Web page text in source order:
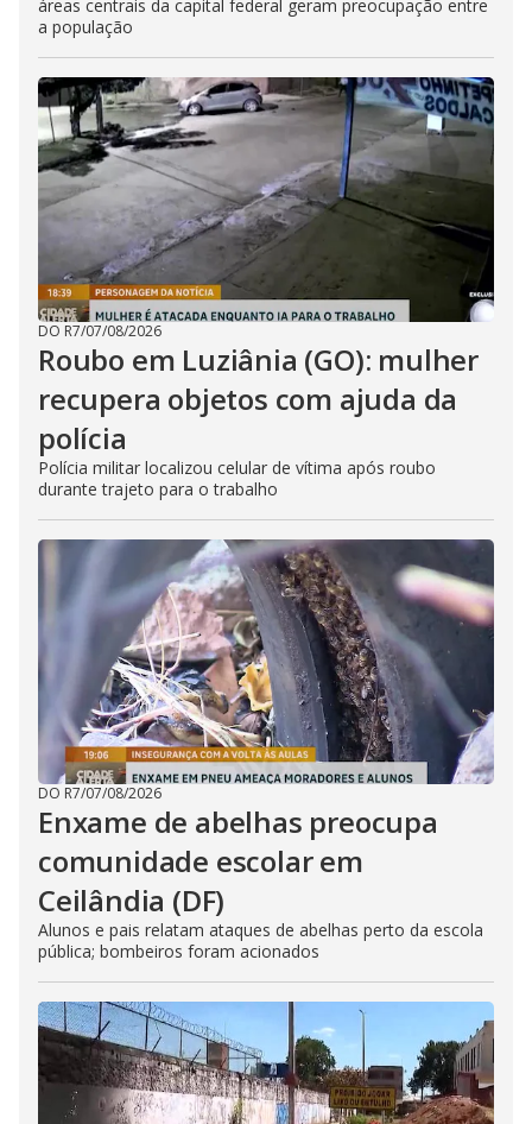
áreas centrais da capital federal geram preocupação entre
a população
DO R7/07/08/2026
Roubo em Luziânia (GO): mulher
recupera objetos com ajuda da
polícia
Polícia militar localizou celular de vítima após roubo
durante trajeto para o trabalho
DO R7/07/08/2026
Enxame de abelhas preocupa
comunidade escolar em
Ceilândia (DF)
Alunos e pais relatam ataques de abelhas perto da escola
pública; bombeiros foram acionados